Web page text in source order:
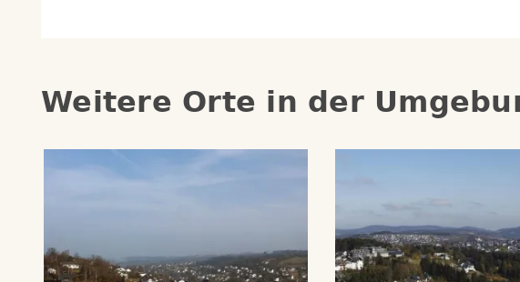
Weitere Orte in der